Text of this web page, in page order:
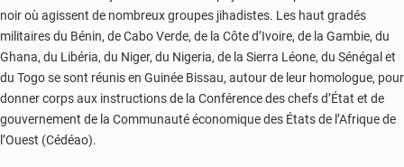
noir où agissent de nombreux groupes jihadistes. Les haut gradés
militaires du Bénin, de Cabo Verde, de la Côte d’Ivoire, de la Gambie, du
Ghana, du Libéria, du Niger, du Nigeria, de la Sierra Léone, du Sénégal et
du Togo se sont réunis en Guinée Bissau, autour de leur homologue, pour
donner corps aux instructions de la Conférence des chefs d’État et de
gouvernement de la Communauté économique des États de l’Afrique de
l’Ouest (Cédéao).